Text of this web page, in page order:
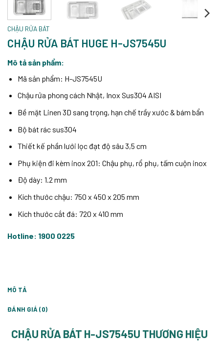
CHẬU RỬA BÁT
CHẬU RỬA BÁT HUGE H-JS7545U
Mô tả sản phẩm:
Mã sản phẩm: H-JS7545U
Chậu rửa phong cách Nhật, Inox Sus304 AISI
Bề mặt Linen 3D sang trọng, hạn chế trầy xước & bám bẩn
Bộ bát rác sus304
Thiết kế phần lưới lọc đạt độ sâu 3,5 cm
Phụ kiện đi kèm inox 201: Chậu phụ, rổ phụ, tấm cuộn inox
Độ dày: 1.2 mm
Kích thước chậu: 750 x 450 x 205 mm
Kích thước cắt đá: 720 x 410 mm
Hotline: 1900 0225
MÔ TẢ
ĐÁNH GIÁ (0)
CHẬU RỬA BÁT H-JS7545U THƯƠNG HIỆU